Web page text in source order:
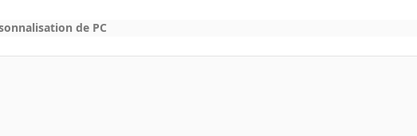
de PC